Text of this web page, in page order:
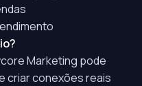
Marketing pode
criar conexões reais